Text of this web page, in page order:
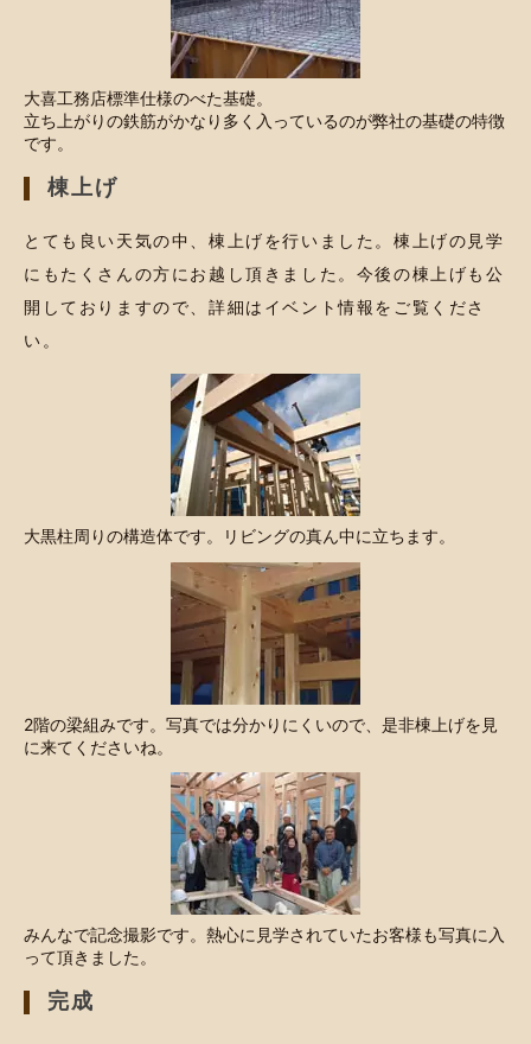
大喜工務店標準仕様のべた基礎。
立ち上がりの鉄筋がかなり多く入っているのが弊社の基礎の特徴
です。
棟上げ
とても良い天気の中、棟上げを行いました。棟上げの見学
にもたくさんの方にお越し頂きました。今後の棟上げも公
開しておりますので、詳細はイベント情報をご覧くださ
い。
大黒柱周りの構造体です。リビングの真ん中に立ちます。
2階の梁組みです。写真では分かりにくいので、是非棟上げを見
に来てくださいね。
みんなで記念撮影です。熱心に見学されていたお客様も写真に入
って頂きました。
完成